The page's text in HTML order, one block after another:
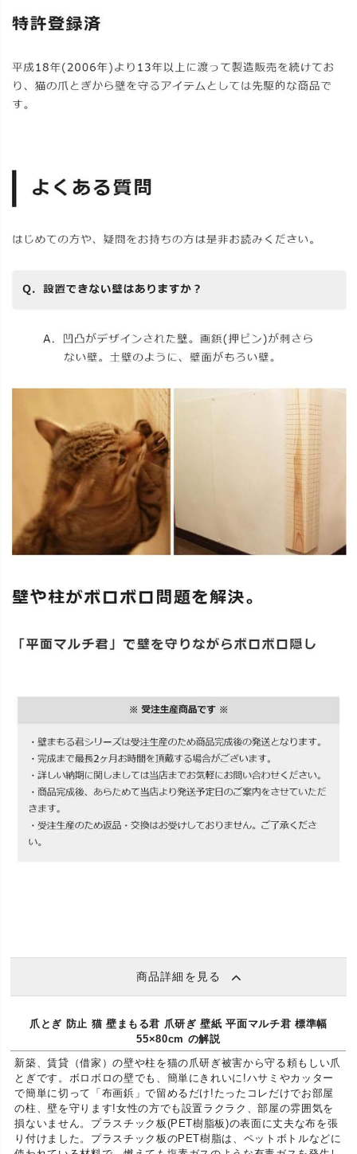
商品詳細を見る
爪とぎ 防止 猫 壁まもる君 爪研ぎ 壁紙 平面マルチ君 標準幅
55×80cm の解説
新築、賃貸（借家）の壁や柱を猫の爪研ぎ被害から守る頼もしい爪
とぎです。ボロボロの壁でも、簡単にきれいに!ハサミやカッター
で簡単に切って「布画鋲」で留めるだけ!たったコレだけでお部屋
の柱、壁を守ります!女性の方でも設置ラクラク、部屋の雰囲気を
損ないません。プラスチック板(PET樹脂板)の表面に丈夫な布を張
り付けました。プラスチック板のPET樹脂は、ペットボトルなどに